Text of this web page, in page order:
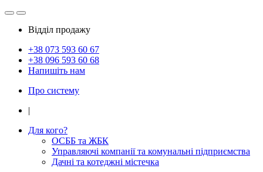
Відділ продажу
+38 073 593 60 67
+38 096 593 60 68
Напишіть нам
Про систему
|
Для кого?
ОСББ та ЖБК
Управляючі компанії та комунальні підприємства
Дачнi та котеджні мiстечка